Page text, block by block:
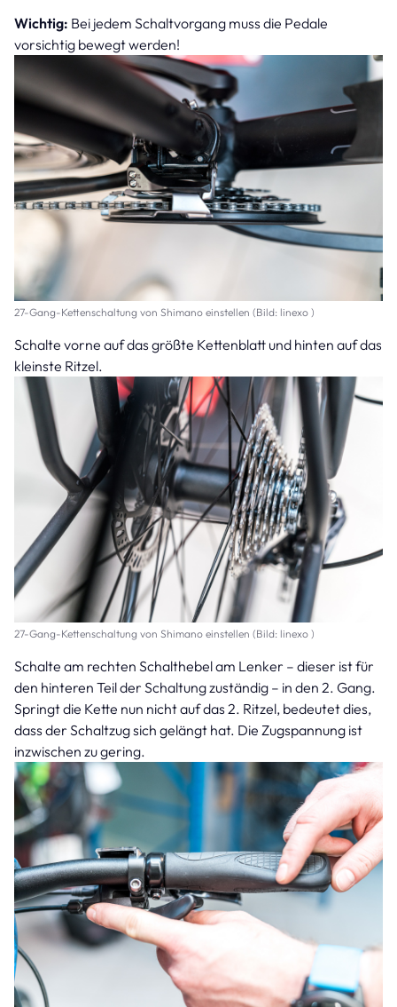
Wichtig: Bei jedem Schaltvorgang muss die Pedale
vorsichtig bewegt werden!
27-Gang-Kettenschaltung von Shimano einstellen (Bild: linexo )
Schalte vorne auf das größte Kettenblatt und hinten auf das
kleinste Ritzel.
27-Gang-Kettenschaltung von Shimano einstellen (Bild: linexo )
Schalte am rechten Schalthebel am Lenker – dieser ist für
den hinteren Teil der Schaltung zuständig – in den 2. Gang.
Springt die Kette nun nicht auf das 2. Ritzel, bedeutet dies,
dass der Schaltzug sich gelängt hat. Die Zugspannung ist
inzwischen zu gering.